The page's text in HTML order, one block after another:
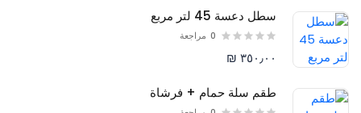
سطل دعسة 45 لتر مربع
0 مراجعة
٣٥٠٫٠٠ ₪
طقم سلة حمام + فرشاة